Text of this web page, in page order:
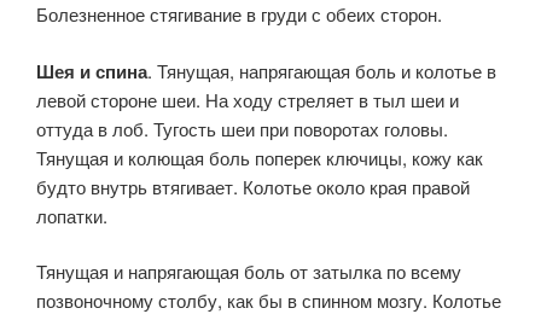
Болезненное стягивание в груди с обеих сторон.
Шея и спина. Тянущая, напрягающая боль и колотье в
левой стороне шеи. На ходу стреляет в тыл шеи и
оттуда в лоб. Тугость шеи при поворотах головы.
Тянущая и колющая боль поперек ключицы, кожу как
будто внутрь втягивает. Колотье около края правой
лопатки.
Тянущая и напрягающая боль от затылка по всему
позвоночному столбу, как бы в спинном мозгу. Колотье